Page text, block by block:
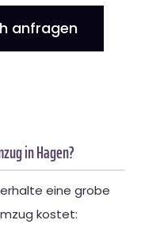
anfragen
in Hagen?
eine grobe
kostet: